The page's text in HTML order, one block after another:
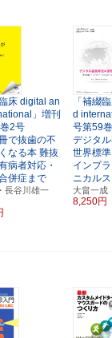
臨床 digital an
」増刊
2号
で抜歯の不
なる本 難抜
病者対応・
併症まで
長谷川雄一
「補綴
d
号第59
デジタ
世界標準
インプ
ニカル
大畠一
8,250円